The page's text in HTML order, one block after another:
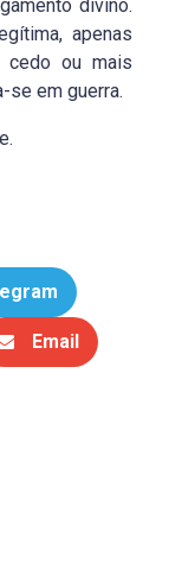
divino.
apenas
cedo ou mais
se em guerra.
Email